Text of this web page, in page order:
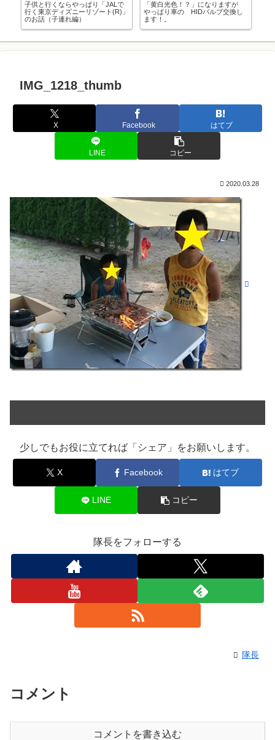
子供と行くならやっぱり「JALで
行く東京ディズニーリゾート(R)」
のお話（子連れ編）
「黄白光色！？」になりますが
やっぱり車の HIDバルブ交換し
ます！。
IMG_1218_thumb
X Facebook はてブ
LINE コピー
2020.03.28
少しでもお役に立てれば「シェア」をお願いします。
X Facebook はてブ
LINE コピー
隊長をフォローする
隊長
コメント
コメントを書き込む